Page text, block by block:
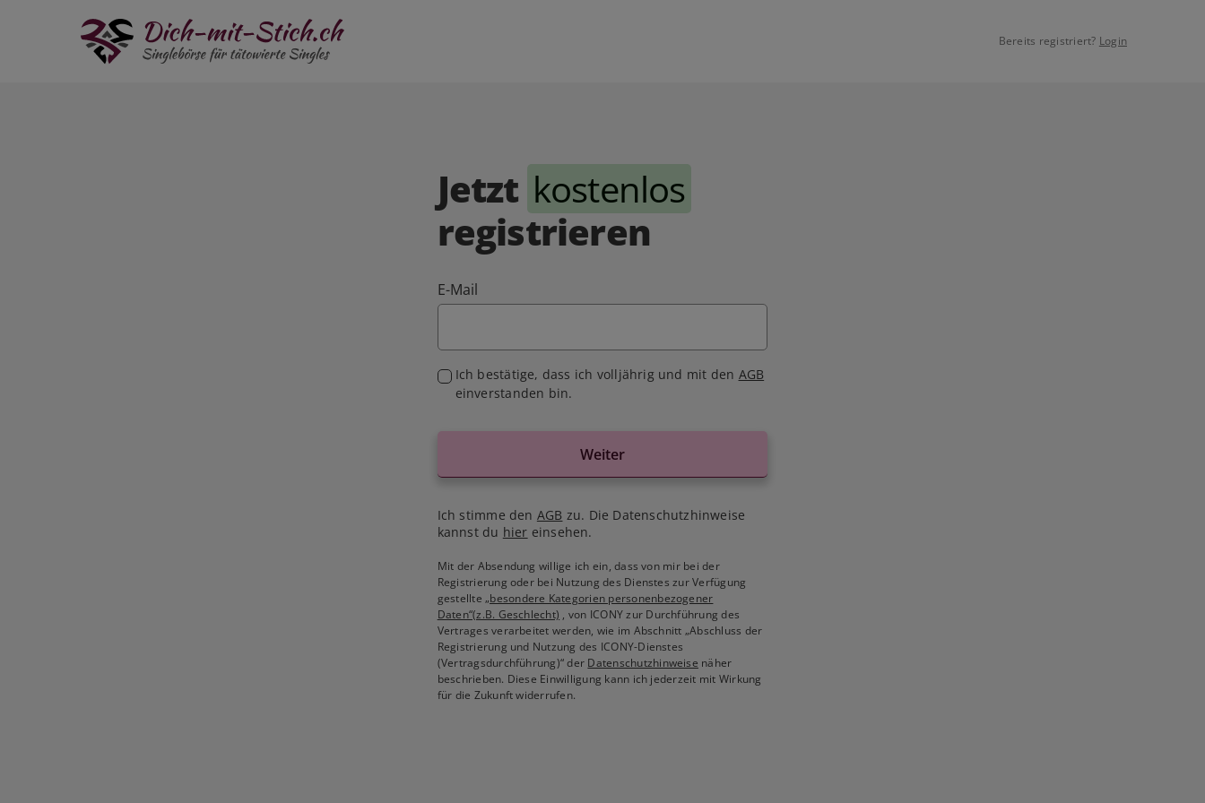
Bereits registriert? Login
Jetzt kostenlos
registrieren
E-Mail
Ich bestätige, dass ich volljährig und mit den AGB
einverstanden bin.
Weiter
Ich stimme den AGB zu. Die Datenschutzhinweise
kannst du hier einsehen.
Mit der Absendung willige ich ein, dass von mir bei der
Registrierung oder bei Nutzung des Dienstes zur Verfügung
gestellte„besondere Kategorien personenbezogener
Daten“(z.B. Geschlecht) , von ICONY zur Durchführung des
Vertrages verarbeitet werden, wie im Abschnitt „Abschluss der
Registrierung und Nutzung des ICONY-Dienstes
(Vertragsdurchführung)“ der Datenschutzhinweise näher
beschrieben. Diese Einwilligung kann ich jederzeit mit Wirkung
für die Zukunft widerrufen.